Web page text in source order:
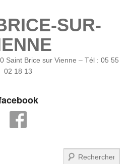
SUR-
Saint Brice sur Vienne – Tél : 05 55
02 18 13